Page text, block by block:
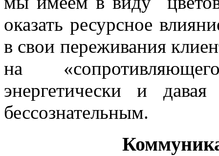
оказать ресурсное
в свои переживания
на
энергетически и
бессознательным.